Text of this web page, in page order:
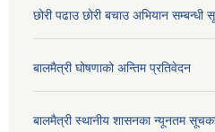
छोरी पढाउ छोरी बचाउ अभियान सम्बन्धी
बालमैत्री घोषणाको अन्तिम प्रतिवेदन
बालमैत्री स्थानीय शासनका न्यूनतम